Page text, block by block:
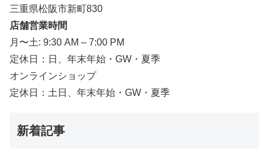
三重県松阪市新町830
店舗営業時間
月〜土: 9:30 AM – 7:00 PM
定休日：日、年末年始・GW・夏季
オンラインショップ
定休日：土日、年末年始・GW・夏季
新着記事